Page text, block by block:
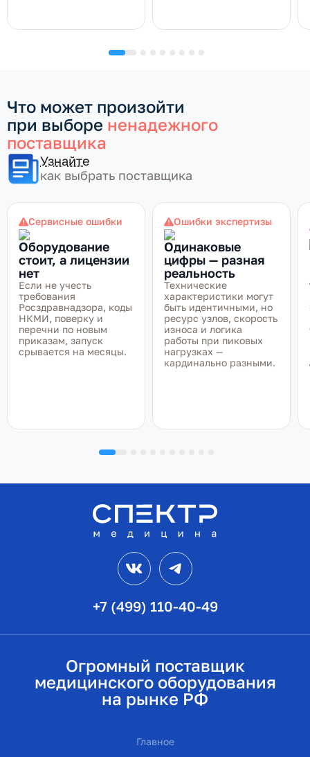
Что может произойти
при выборе ненадежного
поставщика
Узнайте
как выбрать поставщика
Сервисные ошибки
Оборудование
стоит, а лицензии
нет
Если не учесть
требования
Росздравнадзора, коды
НКМИ, поверку и
перечни по новым
приказам, запуск
срывается на месяцы.
Ошибки экспертизы
Одинаковые
цифры — разная
реальность
Технические
характеристики могут
быть идентичными, но
ресурс узлов, скорость
износа и логика
работы при пиковых
нагрузках —
кардинально разными.
+7 (499) 110-40-49
VK
Огромный поставщик
медицинского оборудования
на рынке РФ
Главное